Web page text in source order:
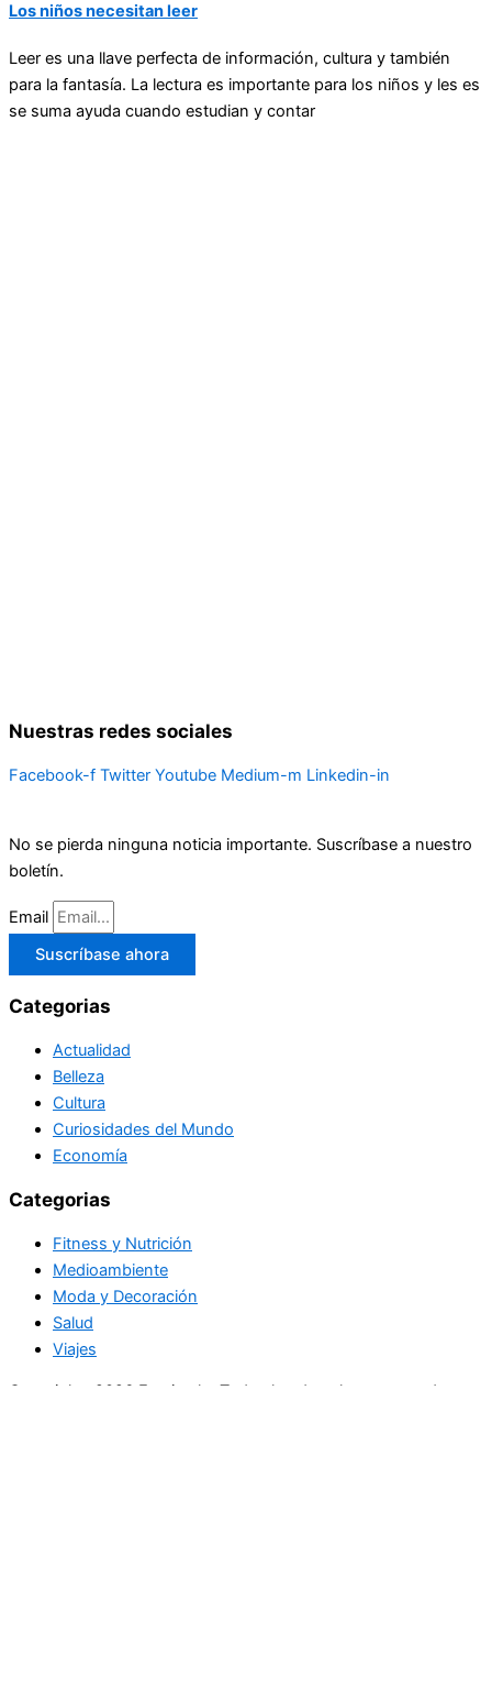
Los niños necesitan leer
Leer es una llave perfecta de información, cultura y también
para la fantasía. La lectura es importante para los niños y les es
se suma ayuda cuando estudian y contar
Nuestras redes sociales
Facebook-f Twitter Youtube Medium-m Linkedin-in
No se pierda ninguna noticia importante. Suscríbase a nuestro
boletín.
Email
Suscríbase ahora
Categorias
Actualidad
Belleza
Cultura
Curiosidades del Mundo
Economía
Categorias
Fitness y Nutrición
Medioambiente
Moda y Decoración
Salud
Viajes
Copyright+2026 En circulo. Todos los derechos reservados